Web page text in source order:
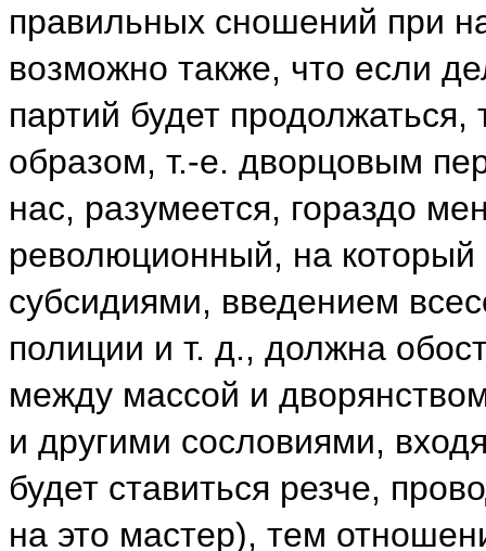
правильных сношений при
возможно также, что если
партий будет
образом, т.-е. дворцовым
нас, разумеется, гораздо
революционный, на
субсидиями, введением
полиции и т. д., должна
между массой и
и другими сословиями,
будет ставиться резче,
на это мастер), тем